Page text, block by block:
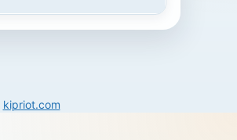
kipriot.com